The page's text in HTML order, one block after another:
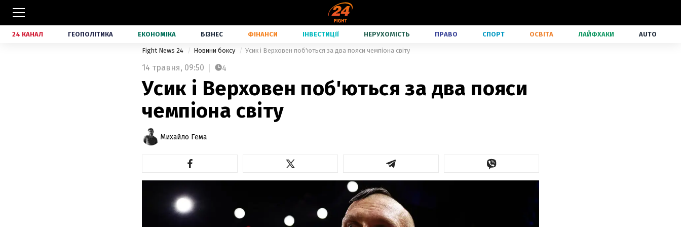
24 КАНАЛ ГЕОПОЛІТИКА ЕКОНОМІКА БІЗНЕС ФІНАНСИ ІНВЕСТИЦІЇ НЕРУХОМІСТЬ ПРАВО СПОРТ ОСВІТА ЛАЙФХАКИ AUTO
Fight News 24 Новини боксу Усик і Верховен поб'ються за два пояси чемпіона світу
14 травня, 09:50 4
Усик і Верховен поб'ються за два пояси
чемпіона світу
Михайло Гема